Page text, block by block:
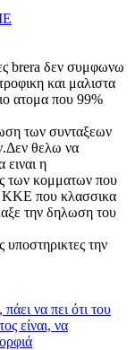
brera δεν συμφωνω
και μαλιστα
ατομα που 99%
των συνταξεων
θελω να
ειναι η
των κομματων που
ΚΚΕ που κλασσικα
την δηλωση του
υποστηρικτες την
να πει ότι του
είναι, να